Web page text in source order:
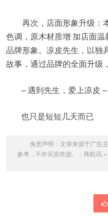
再次，店面形象升级：
色调，原木材质增 加店面
品牌形象。凉皮先生，以独
故事，通过品牌的全面升级
– 遇到先生，爱上凉皮 –
也只是短短几天而已
免责声明：文章来源于广告
参考，不作买卖依据。： 商机讯»